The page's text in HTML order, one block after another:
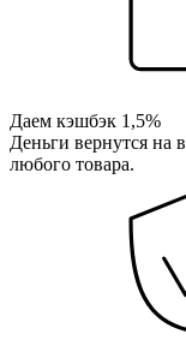
Даем кэшбэк 1,5%
Деньги вернутся на
любого товара.